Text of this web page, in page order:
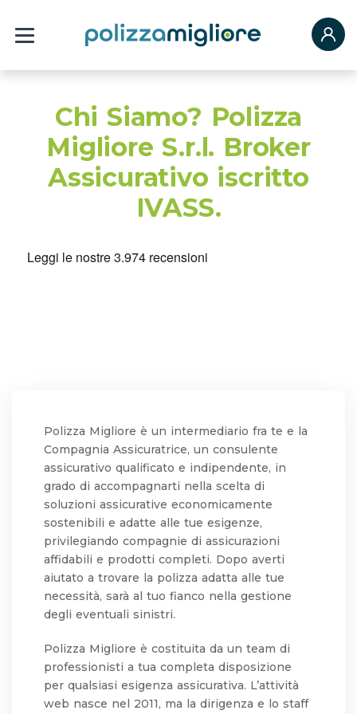
Chi Siamo? Polizza
Migliore S.r.l. Broker
Assicurativo iscritto
IVASS.
Polizza Migliore è un intermediario fra te e la
Compagnia Assicuratrice, un consulente
assicurativo qualificato e indipendente, in
grado di accompagnarti nella scelta di
soluzioni assicurative economicamente
sostenibili e adatte alle tue esigenze,
privilegiando compagnie di assicurazioni
affidabili e prodotti completi. Dopo averti
aiutato a trovare la polizza adatta alle tue
necessità, sarà al tuo fianco nella gestione
degli eventuali sinistri.
Polizza Migliore è costituita da un team di
professionisti a tua completa disposizione
per qualsiasi esigenza assicurativa. L’attività
web nasce nel 2011, ma la dirigenza e lo staff